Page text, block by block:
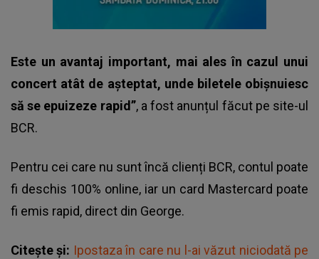
Este un avantaj important, mai ales în cazul unui
concert atât de așteptat, unde biletele obișnuiesc
să se epuizeze rapid”, a fost anunțul făcut pe site-ul
BCR.
Pentru cei care nu sunt încă clienți BCR, contul poate
fi deschis 100% online, iar un card Mastercard poate
fi emis rapid, direct din George.
Citește și: Ipostaza în care nu l-ai văzut niciodată pe